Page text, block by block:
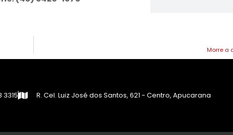
Morre a
3315 R. Cel. Luiz José dos Santos, 621 - Centro, Apucarana